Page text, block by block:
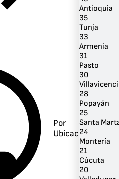
Por
Ubicación
Antioquia
35
Tunja
33
Armenia
31
Pasto
30
28
Popayán
25
Santa
24
Montería
21
Cúcuta
20